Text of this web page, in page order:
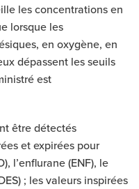
les concentrations en
lorsque les
en oxygène, en
dépassent les seuils
est
être détectés
et expirées pour
l’enflurane (ENF), le
; les valeurs inspirées